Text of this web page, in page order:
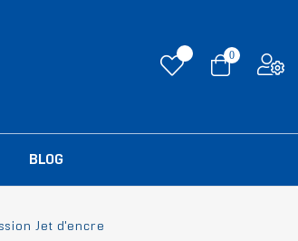
0
BLOG
Jet d'encre